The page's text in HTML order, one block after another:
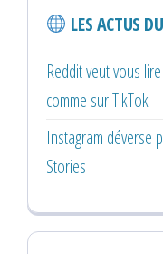
LES ACTUS
Reddit veut vous
comme sur TikTok
Instagram déverse
Stories